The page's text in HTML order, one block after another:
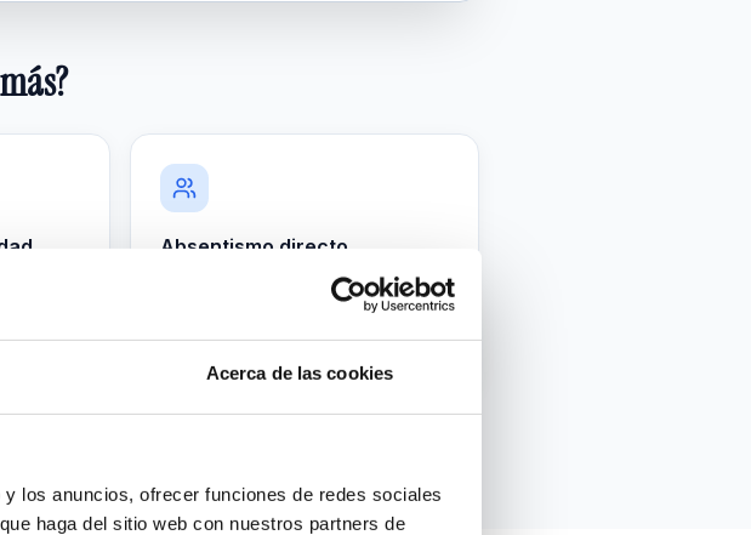
Acerca de las cookies
los anuncios, ofrecer funciones de redes sociales
haga del sitio web con nuestros partners de
Absentismo directo